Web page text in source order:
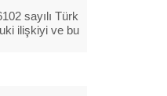
sayılı Türk
ilişkiyi ve bu